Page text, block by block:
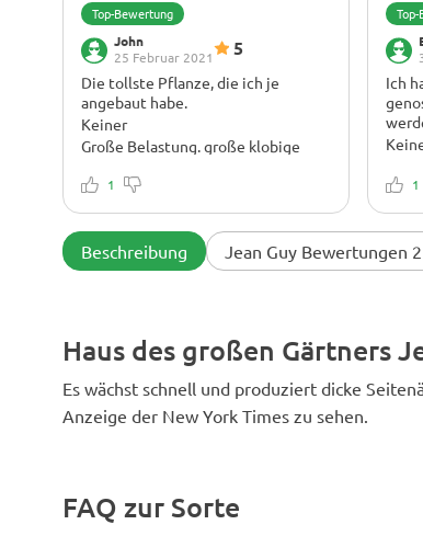
Top-Bewertung
John
25 Februar 2021
5
Die tollste Pflanze, die ich je
angebaut habe.
Keiner
Große Belastung. große klobige
1
Ich
1
Beschreibung Jean Guy Bewertungen 2
Haus des großen Gärtners
Es wächst schnell und produziert dicke
Anzeige der New York Times zu sehen.
FAQ zur Sorte